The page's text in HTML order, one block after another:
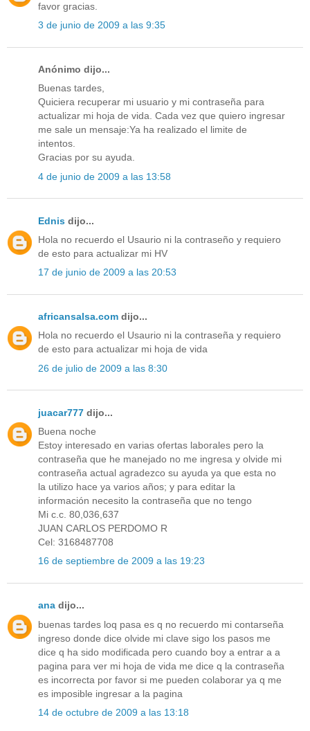
favor gracias.
3 de junio de 2009 a las 9:35
Anónimo dijo...
Buenas tardes,
Quiciera recuperar mi usuario y mi contraseña para
actualizar mi hoja de vida. Cada vez que quiero ingresar
me sale un mensaje:Ya ha realizado el limite de
intentos.
Gracias por su ayuda.
4 de junio de 2009 a las 13:58
Ednis dijo...
Hola no recuerdo el Usaurio ni la contraseño y requiero
de esto para actualizar mi HV
17 de junio de 2009 a las 20:53
africansalsa.com dijo...
Hola no recuerdo el Usaurio ni la contraseña y requiero
de esto para actualizar mi hoja de vida
26 de julio de 2009 a las 8:30
juacar777 dijo...
Buena noche
Estoy interesado en varias ofertas laborales pero la
contraseña que he manejado no me ingresa y olvide mi
contraseña actual agradezco su ayuda ya que esta no
la utilizo hace ya varios años; y para editar la
información necesito la contraseña que no tengo
Mi c.c. 80,036,637
JUAN CARLOS PERDOMO R
Cel: 3168487708
16 de septiembre de 2009 a las 19:23
ana dijo...
buenas tardes loq pasa es q no recuerdo mi contarseña
ingreso donde dice olvide mi clave sigo los pasos me
dice q ha sido modificada pero cuando boy a entrar a a
pagina para ver mi hoja de vida me dice q la contraseña
es incorrecta por favor si me pueden colaborar ya q me
es imposible ingresar a la pagina
14 de octubre de 2009 a las 13:18